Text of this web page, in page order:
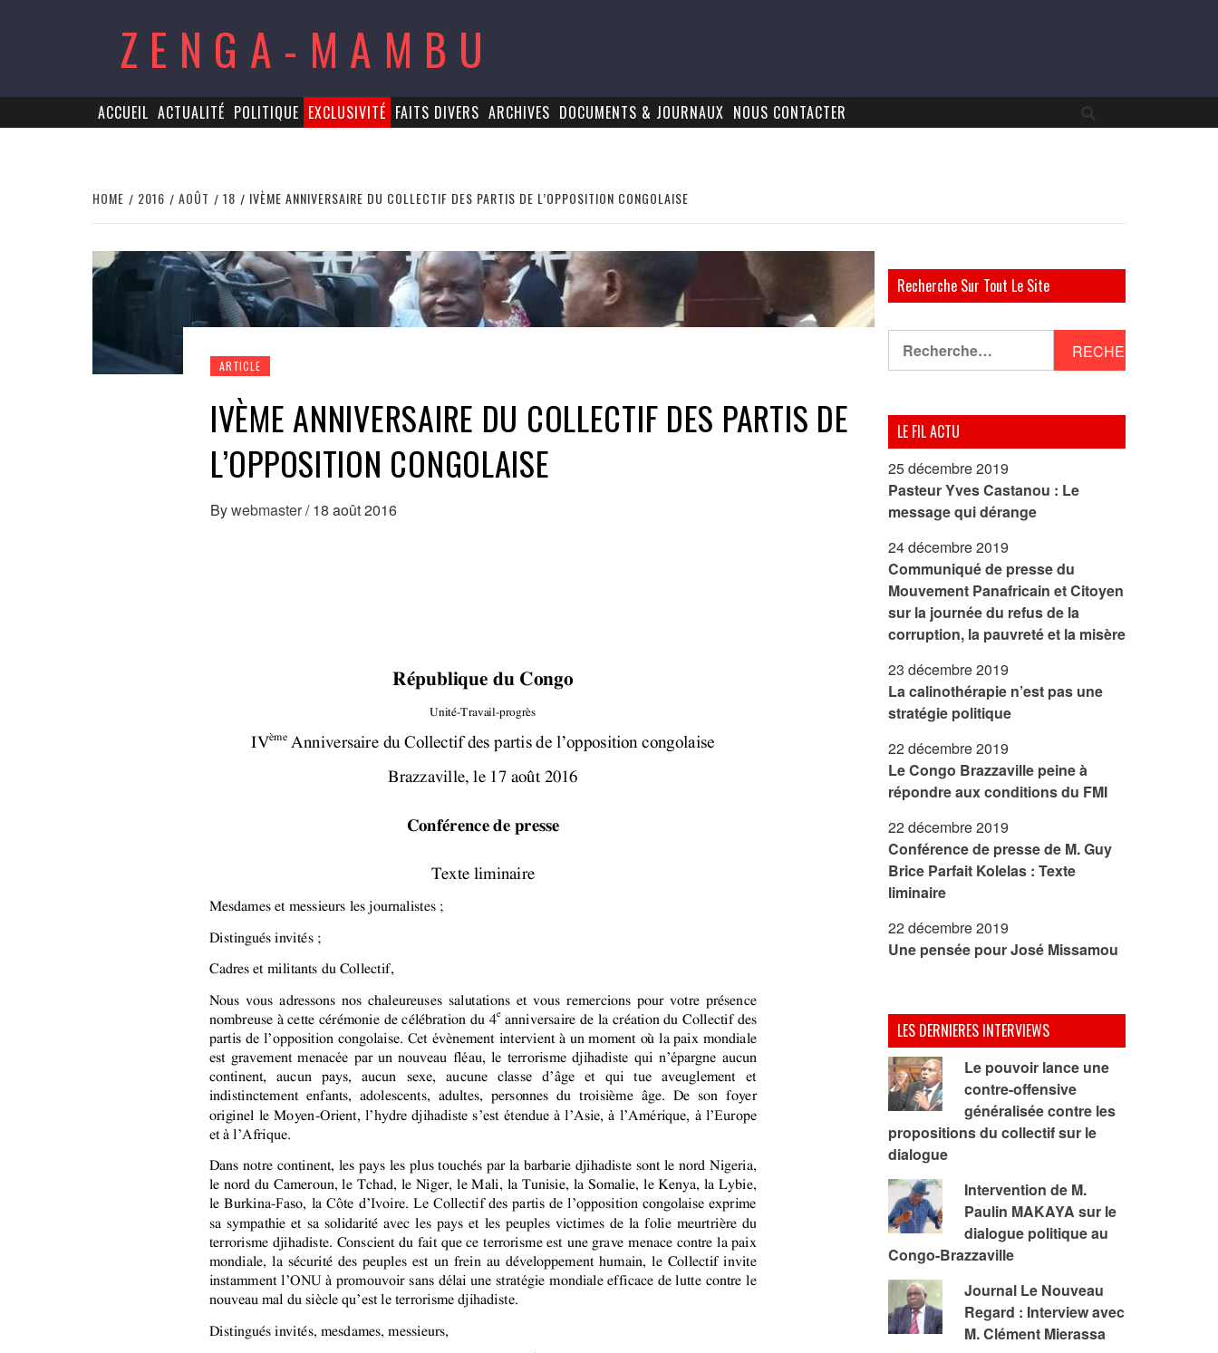
ZENGA-MAMBU
ACCUEIL ACTUALITÉ POLITIQUE EXCLUSIVITÉ FAITS DIVERS ARCHIVES DOCUMENTS & JOURNAUX NOUS CONTACTER
HOME 2016 AOÛT 18 IVÈME ANNIVERSAIRE DU COLLECTIF DES PARTIS DE L’OPPOSITION CONGOLAISE
ARTICLE
IVÈME ANNIVERSAIRE DU COLLECTIF DES PARTIS DE
L’OPPOSITION CONGOLAISE
Bywebmaster/ 18 août 2016
Recherche Sur Tout Le Site
LE FIL ACTU
25 décembre 2019
Pasteur Yves Castanou : Le
message qui dérange
24 décembre 2019
Communiqué de presse du
Mouvement Panafricain et Citoyen
sur la journée du refus de la
corruption, la pauvreté et la misère
23 décembre 2019
La calinothérapie n’est pas une
stratégie politique
22 décembre 2019
Le Congo Brazzaville peine à
répondre aux conditions du FMI
22 décembre 2019
Conférence de presse de M. Guy
Brice Parfait Kolelas : Texte
liminaire
22 décembre 2019
Une pensée pour José Missamou
LES DERNIERES INTERVIEWS
Le pouvoir lance une
contre-offensive
généralisée contre les
propositions du collectif sur le
dialogue
Intervention de M.
Paulin MAKAYA sur le
dialogue politique au
Congo-Brazzaville
Journal Le Nouveau
Regard : Interview avec
M. Clément Mierassa